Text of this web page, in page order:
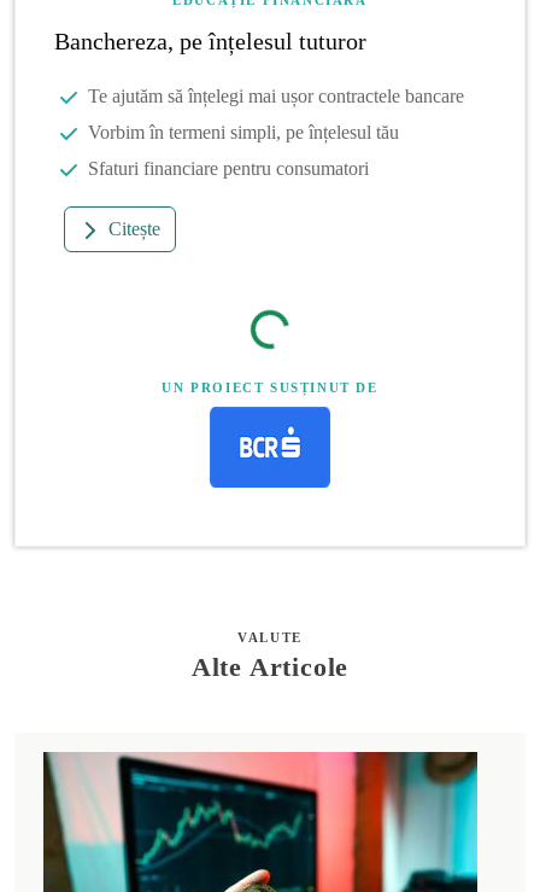
Banchereza, pe înțelesul tuturor
Te ajutăm să înțelegi mai ușor contractele bancare
Vorbim în termeni simpli, pe înțelesul tău
Sfaturi financiare pentru consumatori
Citește
UN PROIECT SUSȚINUT DE
VALUTE
Alte Articole